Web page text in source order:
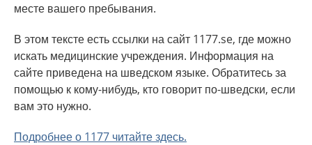
месте вашего пребывания.
В этом тексте есть ссылки на сайт 1177.se, где можно
искать медицинские учреждения. Информация на
сайте приведена на шведском языке. Обратитесь за
помощью к кому-нибудь, кто говорит по-шведски, если
вам это нужно.
Подробнее о 1177 читайте здесь.